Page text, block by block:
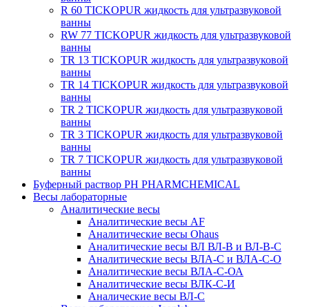
R 60 TICKOPUR жидкость для ультразвуковой
ванны
RW 77 TICKOPUR жидкость для ультразвуковой
ванны
TR 13 TICKOPUR жидкость для ультразвуковой
ванны
TR 14 TICKOPUR жидкость для ультразвуковой
ванны
TR 2 TICKOPUR жидкость для ультразвуковой
ванны
TR 3 TICKOPUR жидкость для ультразвуковой
ванны
TR 7 TICKOPUR жидкость для ультразвуковой
ванны
Буферный раствор PH PHARMCHEMICAL
Весы лабораторные
Аналитические весы
Аналитические весы AF
Аналитические весы Ohaus
Аналитические весы ВЛ ВЛ-В и ВЛ-В-С
Аналитические весы ВЛА-С и ВЛА-С-О
Аналитические весы ВЛА-С-ОА
Аналитические весы ВЛК-С-И
Аналические весы ВЛ-С